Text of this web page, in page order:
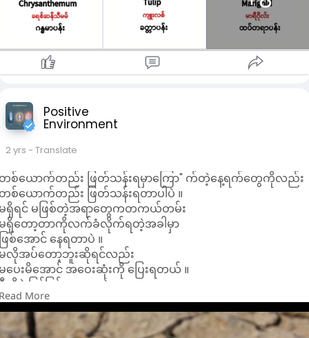
Positive
Environment
2 yrs - Translate
စ်ယောက်တည်း ဖြတ်သန်းရမှာကြော" က်တဲ့နေ့ရက်တွေကိုလည်း
စ်ယောက်တည်း ဖြတ်သန်းရတာပါပဲ ။
ရှိရင် မဖြစ်တဲ့အရာတွေကတကယ်တမ်း
ရှိတော့တာကိုလက်ခံလိုက်ရတဲ့အခါမှာ
ြစ်အောင် နေရတာပဲ ။
လိုအပ်တော့ဘူးဆိုရင်လည်း
ပေးမိအောင် အဝေးဆုံးကို ပြေးရတယ် ။
လိုပဲ ပြန်ဖြစ်သွားတာပဲမလား...
ပျက်ပန်းပျက်နဲ့ စိတ်ခံစားချက်မရှိတော့တဲ့ အတိုင်း ။
ဘုန်းပြည့်ကြွယ်
|| 22.10.2024
More